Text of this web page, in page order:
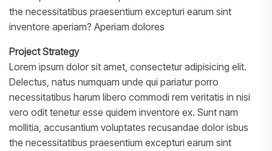
the necessitatibus praesentium excepturi earum sint
inventore aperiam? Aperiam dolores
Project Strategy
Lorem ipsum dolor sit amet, consectetur adipisicing elit.
Delectus, natus numquam unde qui pariatur porro
necessitatibus harum libero commodi rem veritatis in nisi
vero odit tenetur esse quidem inventore ex. Sunt nam
mollitia, accusantium voluptates recusandae dolor isbus
the necessitatibus praesentium excepturi earum sint